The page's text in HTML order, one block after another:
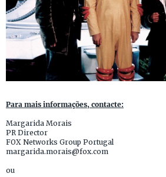
Para mais informações, contacte:
Margarida Morais
PR Director
FOX Networks Group Portugal
margarida.morais@fox.com
ou